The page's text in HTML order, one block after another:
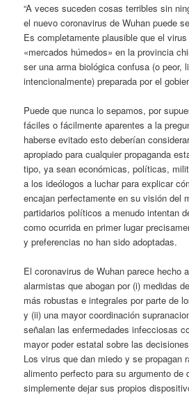
“A veces suceden cosas terribles sin
el nuevo coronavirus de Wuhan puede
Es completamente plausible que el
«mercados húmedos» en la provincia
ser una arma biológica confusa (o peor,
intencionalmente) preparada por el
Puede que nunca lo sepamos, por
fáciles o fácilmente aparentes a la
haberse evitado esto deberían
apropiado para cualquier propaganda
tipo, ya sean económicas, políticas,
a los ideólogos a luchar para explicar
encajan perfectamente en su visión del
partidarios políticos a menudo intentan
como ocurrida en primer lugar
y preferencias no han sido adoptadas.
El coronavirus de Wuhan parece hecho
alarmistas que abogan por (i) medidas
más robustas e integrales por parte de
y (ii) una mayor coordinación
señalan las enfermedades infecciosas
mayor poder estatal sobre las
Los virus que dan miedo y se propagan
alimento perfecto para su argumento de
simplemente dejar sus propios